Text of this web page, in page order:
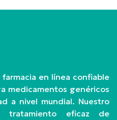
farmacia en línea confiable
medicamentos genéricos
a nivel mundial. Nuestro
tratamiento eficaz de